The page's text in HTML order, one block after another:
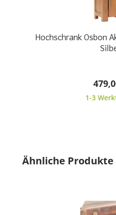
Hochschrank Osbon
1-3
Produktgalerie
Ähnliche Produkte